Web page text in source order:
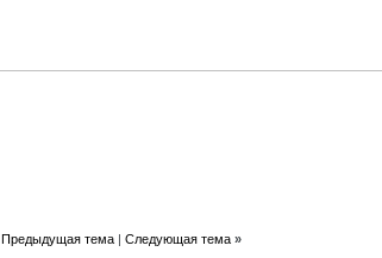
Предыдущая тема| Следующая тема »